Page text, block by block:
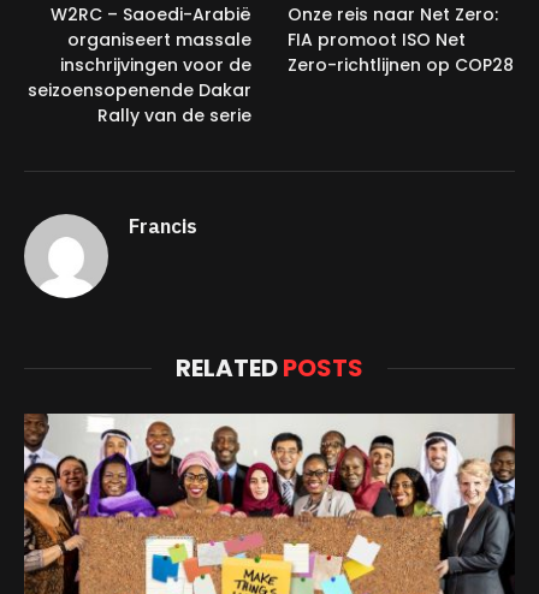
W2RC – Saoedi-Arabië
organiseert massale
inschrijvingen voor de
seizoensopenende Dakar
Rally van de serie
Onze reis naar Net Zero:
FIA promoot ISO Net
Zero-richtlijnen op COP28
Francis
RELATEDPOSTS